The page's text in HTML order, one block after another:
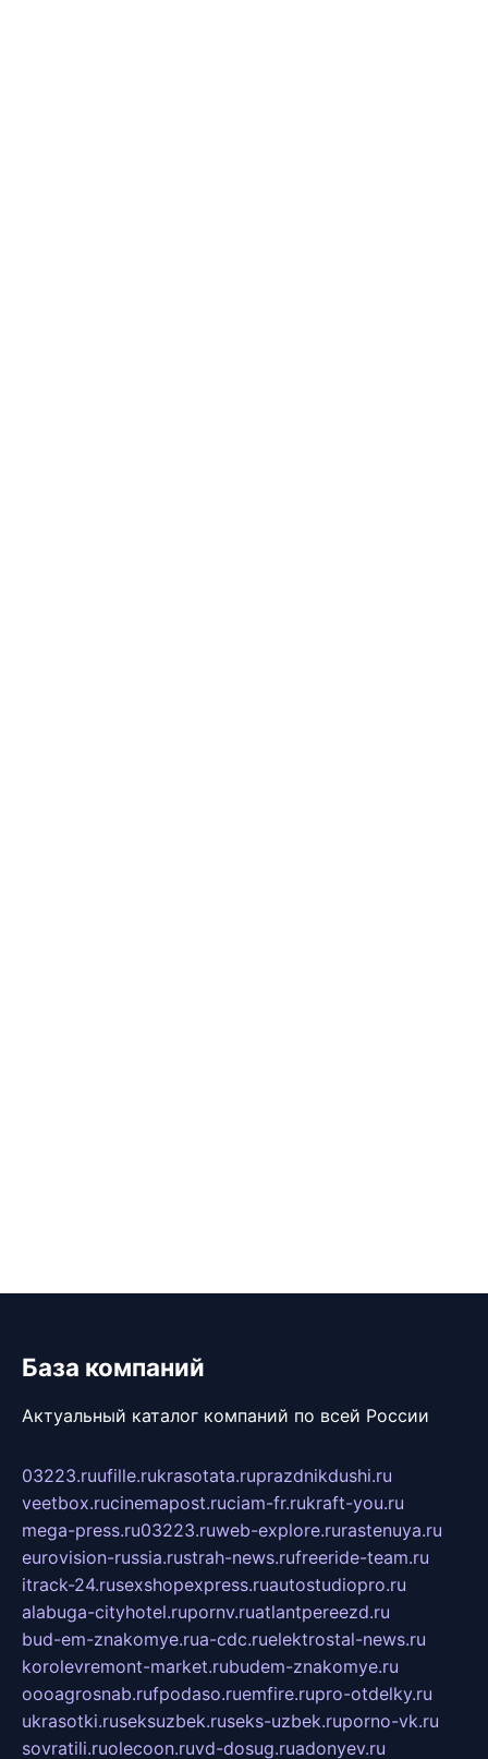
База компаний
Актуальный каталог компаний по всей России
03223.ruufille.rukrasotata.ruprazdnikdushi.ru
veetbox.rucinemapost.ruciam-fr.rukraft-you.ru
mega-press.ru03223.ruweb-explore.rurastenuya.ru
eurovision-russia.rustrah-news.rufreeride-team.ru
itrack-24.rusexshopexpress.ruautostudiopro.ru
alabuga-cityhotel.rupornv.ruatlantpereezd.ru
bud-em-znakomye.rua-cdc.ruelektrostal-news.ru
korolevremont-market.rubudem-znakomye.ru
oooagrosnab.rufpodaso.ruemfire.rupro-otdelky.ru
ukrasotki.ruseksuzbek.ruseks-uzbek.ruporno-vk.ru
sovratili.ruolecoon.ruvd-dosug.ruadonyev.ru